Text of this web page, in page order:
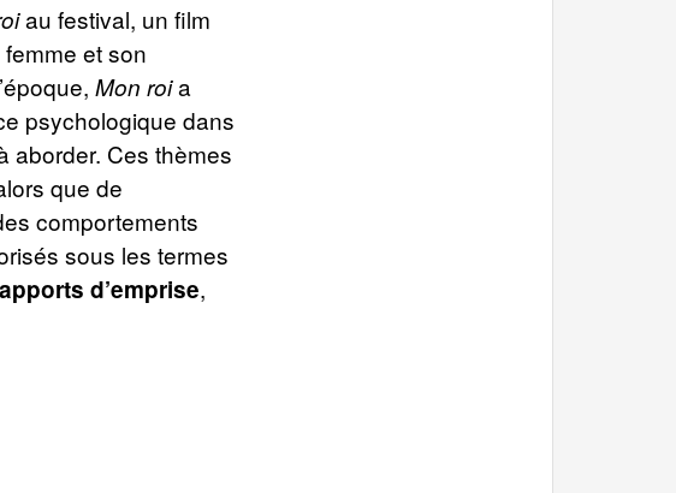
au festival, un film
et son
Mon roia
psychologique dans
aborder. Ces thèmes
que de
comportements
sous les termes
d’emprise,